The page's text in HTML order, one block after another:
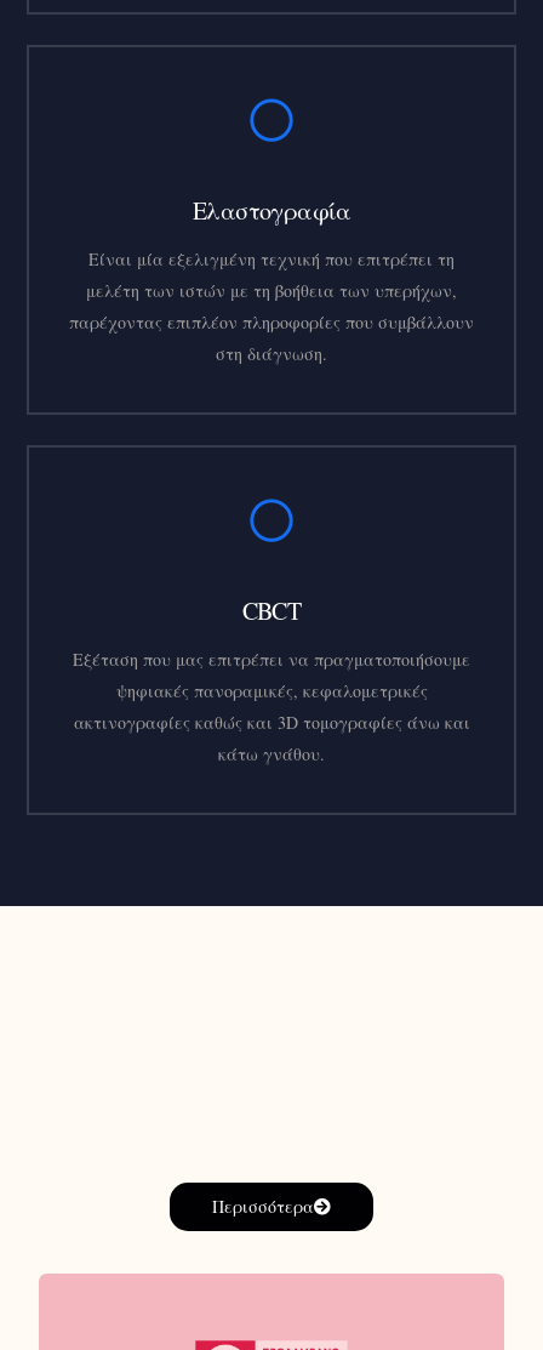
Ελαστογραφία
Είναι μία εξελιγμένη τεχνική που επιτρέπει τη
μελέτη των ιστών με τη βοήθεια των υπερήχων,
παρέχοντας επιπλέον πληροφορίες που συμβάλλουν
στη διάγνωση.
CBCT
Εξέταση που μας επιτρέπει να πραγματοποιήσουμε
ψηφιακές πανοραμικές, κεφαλομετρικές
ακτινογραφίες καθώς και 3D τομογραφίες άνω και
κάτω γνάθου.
Περισσότερα